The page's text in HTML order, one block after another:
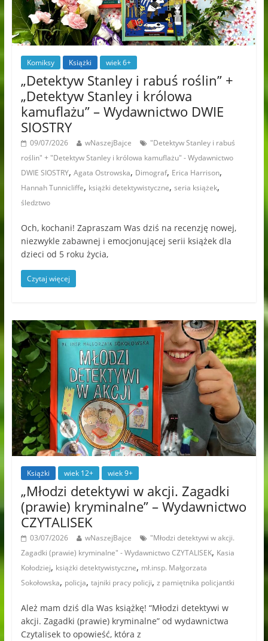
Komiksy Książki wiek 6+
„Detektyw Stanley i rabuś roślin” +
„Detektyw Stanley i królowa
kamuflażu” – Wydawnictwo DWIE
SIOSTRY
09/07/2026 wNaszejBajce
"Detektyw Stanley i rabuś
roślin" + "Detektyw Stanley i królowa kamuflażu" - Wydawnictwo
DWIE SIOSTRY, Agata Ostrowska, Dimograf, Erica Harrison,
Hannah Tunnicliffe, książki detektywistyczne, seria książek,
śledztwo
Och, kochani! Zapraszam Was dziś na recenzję nowej,
niezwykle zabawnej i emocjonującej serii książek dla
dzieci od 5 roku życia,
Czytaj więcej
Książki wiek 12+ wiek 9+
„Młodzi detektywi w akcji. Zagadki
(prawie) kryminalne” – Wydawnictwo
CZYTALISEK
03/07/2026 wNaszejBajce
"Młodzi detektywi w akcji.
Zagadki (prawie) kryminalne" - Wydawnictwo CZYTALISEK, Kasia
Kołodziej, książki detektywistyczne, mł.insp. Małgorzata
Sokołowska, policja, tajniki pracy policji, z pamiętnika policjantki
Ależ mam dziś dla Was książkę! “Młodzi detektywi w
akcji. Zagadki (prawie) kryminalne” od wydawnictwa
Czytalisek to opowieść, która z